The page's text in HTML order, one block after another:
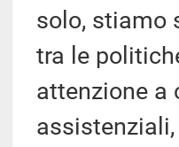
solo, stiamo
tra le
attenzione a